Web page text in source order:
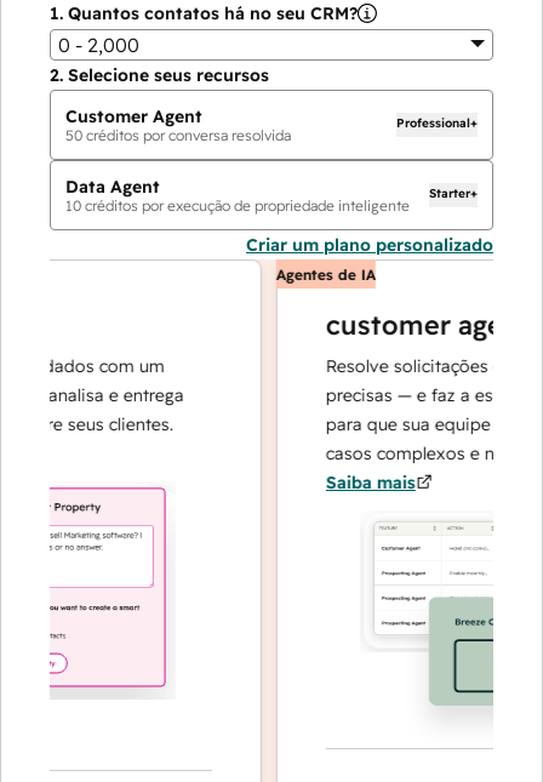
1. Quantos contatos há no seu CRM?
0 - 2,000
2. Selecione seus recursos
Customer Agent
50 créditos por conversa resolvida
Professional+
Data Agent
10 créditos por execução de propriedade inteligente
Starter+
Criar um plano personalizado
dados com um
analisa e entrega
seus clientes.
Agentes de IA
customer agent
Resolve solicitações com
precisas — e faz a escalada
para que sua equipe possa se
casos complexos e na
Saiba mais